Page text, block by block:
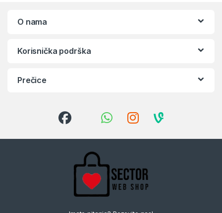
O nama
Korisnička podrška
Prečice